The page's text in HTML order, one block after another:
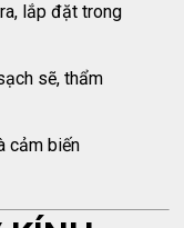
lắp đặt trong
sẽ, thẩm
cảm biến